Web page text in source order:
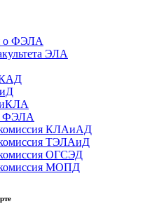
о ФЭЛА
ЭЛА
ФЭЛА
КЛАиАД
ТЭЛАиД
ОГСЭД
МОПД